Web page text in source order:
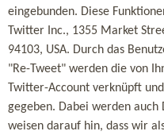
eingebunden. Diese
Twitter Inc., 1355 Market
94103, USA. Durch das
"Re-Tweet" werden die von
Twitter-Account verknüpft
gegeben. Dabei werden
weisen darauf hin, dass wir